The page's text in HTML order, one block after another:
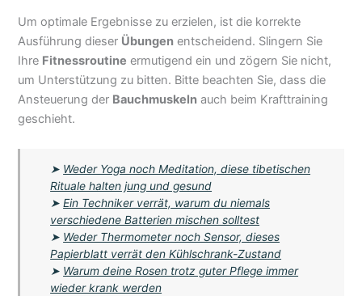
Um optimale Ergebnisse zu erzielen, ist die korrekte
Ausführung dieser Übungen entscheidend. Slingern Sie
Ihre Fitnessroutine ermutigend ein und zögern Sie nicht,
um Unterstützung zu bitten. Bitte beachten Sie, dass die
Ansteuerung der Bauchmuskeln auch beim Krafttraining
geschieht.
➤ Weder Yoga noch Meditation, diese tibetischen
Rituale halten jung und gesund
➤Ein Techniker verrät, warum du niemals
verschiedene Batterien mischen solltest
➤ Weder Thermometer noch Sensor, dieses
Papierblatt verrät den Kühlschrank-Zustand
➤ Warum deine Rosen trotz guter Pflege immer
wieder krank werden